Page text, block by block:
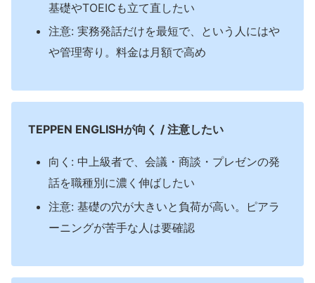
基礎やTOEICも立て直したい
注意: 実務発話だけを最短で、という人にはや
や管理寄り。料金は月額で高め
TEPPEN ENGLISHが向く / 注意したい
向く: 中上級者で、会議・商談・プレゼンの発
話を職種別に濃く伸ばしたい
注意: 基礎の穴が大きいと負荷が高い。ピアラ
ーニングが苦手な人は要確認